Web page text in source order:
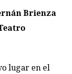
Brienza
lugar en el